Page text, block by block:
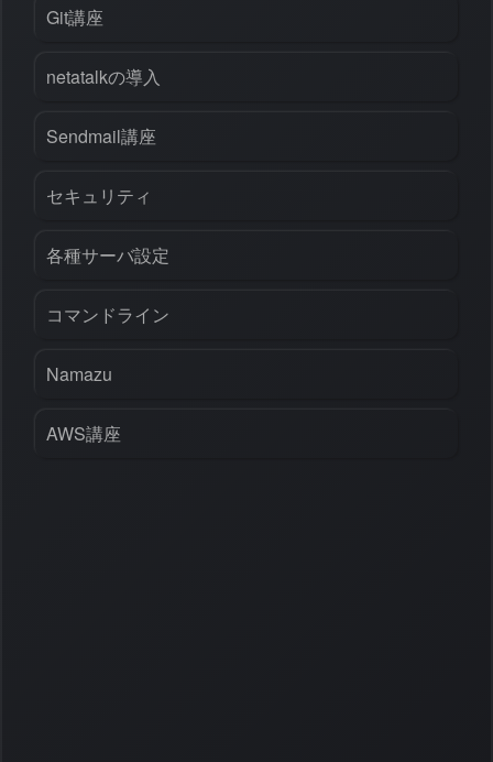
Git講座
netatalkの導入
Sendmail講座
セキュリティ
各種サーバ設定
コマンドライン
Namazu
AWS講座